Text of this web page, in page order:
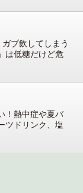
ガブ飲してしまう
は低糖だけど危
！熱中症や夏バ
ツドリンク、塩